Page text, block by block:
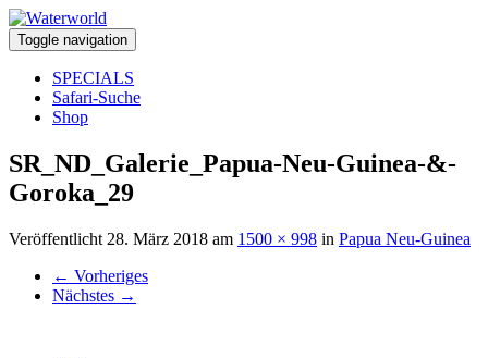
Toggle navigation
SPECIALS
Safari-Suche
Shop
SR_ND_Galerie_Papua-Neu-Guinea-&-
Goroka_29
Veröffentlicht 28. März 2018 am 1500 × 998 in Papua Neu-Guinea
← Vorheriges
Nächstes →